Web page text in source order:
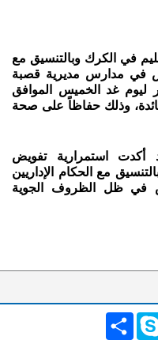
في الكرك وبالتنسيق مع
في مدارس مديرية قصبة
ليوم غد الخميس الموافق
السائدة، وذلك حفاظاً على صحة
أكدت استمرارية تفويض
مع الحكام الإداريين
في ظل الظروف الجوية
انشر